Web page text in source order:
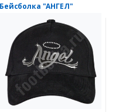
Бейсболка "АНГЕЛ"